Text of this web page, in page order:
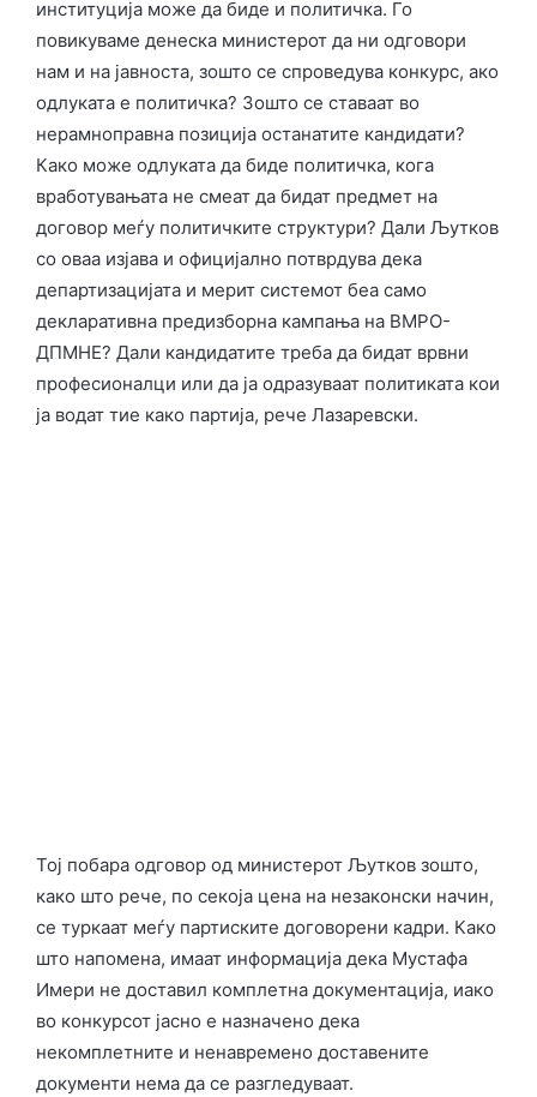
институција може да биде и политичка. Го
повикуваме денеска министерот да ни одговори
нам и на јавноста, зошто се спроведува конкурс, ако
одлуката е политичка? Зошто се ставаат во
нерамноправна позиција останатите кандидати?
Како може одлуката да биде политичка, кога
вработувањата не смеат да бидат предмет на
договор меѓу политичките структури? Дали Љутков
со оваа изјава и официјално потврдува дека
департизацијата и мерит системот беа само
декларативна предизборна кампања на ВМРО-
ДПМНЕ? Дали кандидатите треба да бидат врвни
професионалци или да ја одразуваат политиката кои
ја водат тие како партија, рече Лазаревски.
Тој побара одговор од министерот Љутков зошто,
како што рече, по секоја цена на незаконски начин,
се туркаат меѓу партиските договорени кадри. Како
што напомена, имаат информација дека Мустафа
Имери не доставил комплетна документација, иако
во конкурсот јасно е назначено дека
некомплетните и ненавремено доставените
документи нема да се разгледуваат.